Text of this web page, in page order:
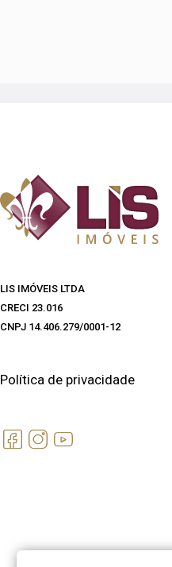
LIS IMÓVEIS LTDA
CRECI 23.016
CNPJ 14.406.279/0001-12
Política de privacidade